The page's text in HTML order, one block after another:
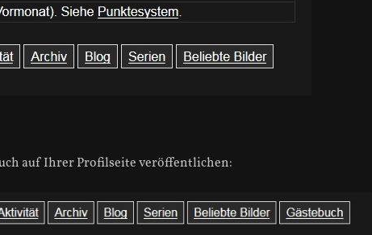
auf Ihrer Profilseite veröffentlichen: